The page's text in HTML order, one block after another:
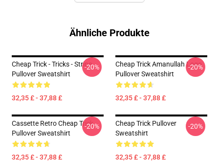
Ähnliche Produkte
Cheap Trick - Tricks - Stripe
Pullover Sweatshirt
32,35 £ - 37,88 £
-20%
Cheap Trick Amanullah Logo
Pullover Sweatshirt
32,35 £ - 37,88 £
-20%
Cassette Retro Cheap Trick
Pullover Sweatshirt
32,35 £ - 37,88 £
-20%
Cheap Trick Pullover
Sweatshirt
32,35 £ - 37,88 £
-20%